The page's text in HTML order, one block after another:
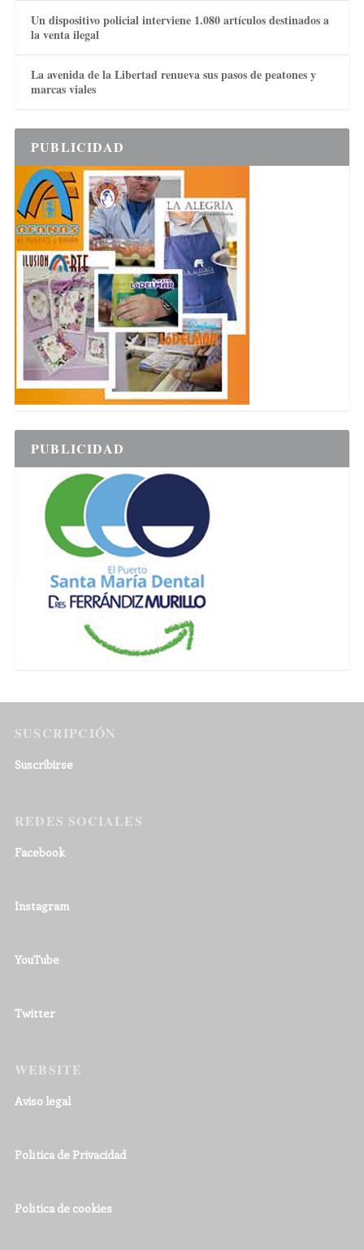
Un dispositivo policial interviene 1.080 artículos destinados a
la venta ilegal
La avenida de la Libertad renueva sus pasos de peatones y
marcas viales
PUBLICIDAD
PUBLICIDAD
SUSCRIPCIÓN
Suscribirse
REDES SOCIALES
Facebook
Instagram
YouTube
Twitter
WEBSITE
Aviso legal
Política de Privacidad
Política de cookies